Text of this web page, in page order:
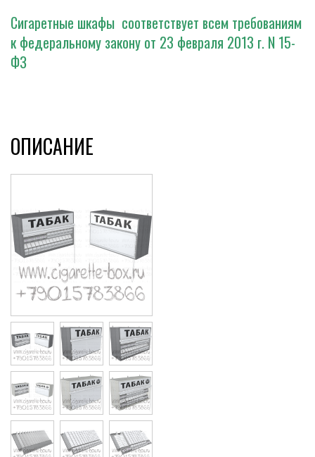
Cigarette
Сигаретные шкафы соответствует всем требованиям
к федеральному закону от 23 февраля 2013 г. N 15-
ФЗ
ОПИСАНИЕ